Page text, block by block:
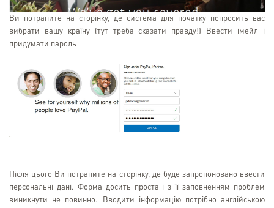
Ви потрапите на сторінку, де система для початку попросить вас
вибрати вашу країну (тут треба сказати правду!) Ввести імейл і
придумати пароль
Після цього Ви потрапите на сторінку, де буде запропоновано ввести
персональні дані. Форма досить проста і з її заповненням проблем
виникнути не повинно. Вводити інформацію потрібно англійською